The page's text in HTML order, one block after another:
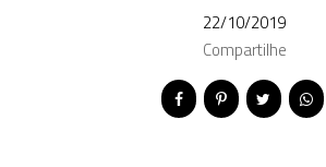
22/10/2019
Compartilhe